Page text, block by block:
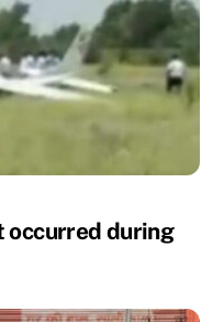
occurred during